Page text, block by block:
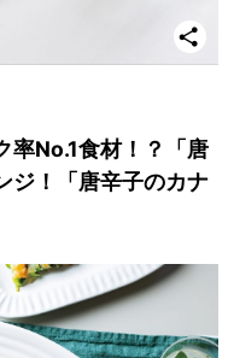
率No.1食材！？「唐
ジ！「唐辛子のカナ